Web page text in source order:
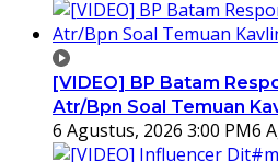
[VIDEO] BP Batam
Atr/Bpn Soal Temuan
6 Agustus, 2026 3:00 PM6